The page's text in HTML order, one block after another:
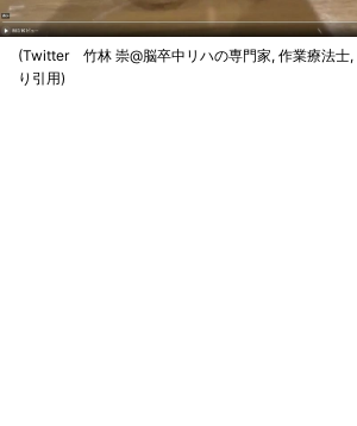
(Twitter 竹林 崇@脳卒中リハの専門家, 作業療法士,
り引用)